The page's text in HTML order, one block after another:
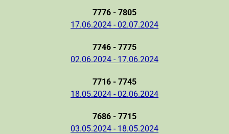
7776 - 7805
17.06.2024 - 02.07.2024
7746 - 7775
02.06.2024 - 17.06.2024
7716 - 7745
18.05.2024 - 02.06.2024
7686 - 7715
03.05.2024 - 18.05.2024